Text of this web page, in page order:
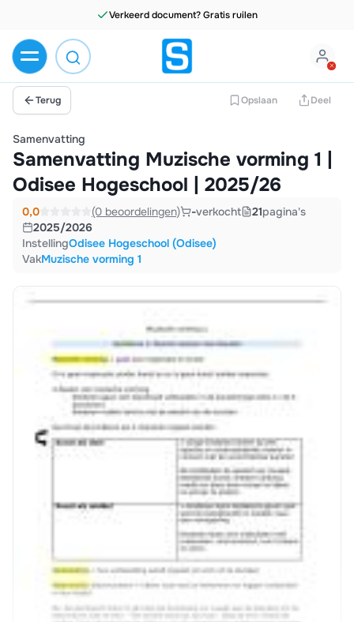
Verkeerd document? Gratis ruilen
Terug Opslaan Deel
Samenvatting
Samenvatting Muzische vorming 1 |
Odisee Hogeschool | 2025/26
0,0 (0 beoordelingen) -verkocht 21pagina's
2025/2026
InstellingOdisee Hogeschool (Odisee)
VakMuzische vorming 1